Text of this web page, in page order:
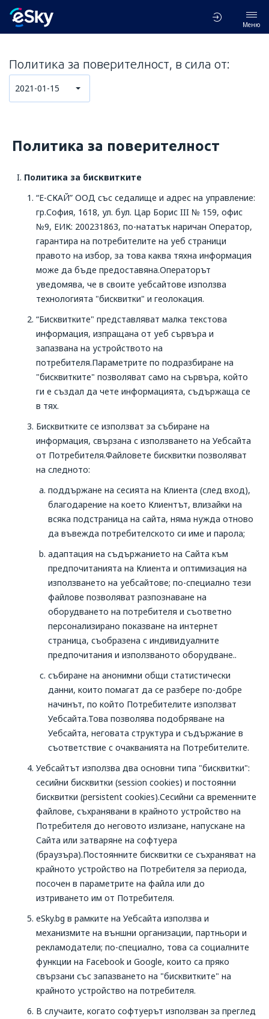
Меню
Политика за поверителност, в сила от:
2021-01-15
Политика за поверителност
Политика за бисквитките
“Е-СКАЙ” ООД със седалище и адрес на управление:
гр.София, 1618, ул. бул. Цар Борис III № 159, офис
№9, ЕИК: 200231863, по-нататък наричан Оператор,
гарантира на потребителите на уеб страници
правото на избор, за това каква тяхна информация
може да бъде предоставяна.Операторът
уведомява, че в своите уебсайтове използва
технологията "бисквитки" и геолокация.
“Бисквитките" представляват малка текстова
информация, изпращана от уеб сървъра и
запазвана на устройството на
потребителя.Параметрите по подразбиране на
"бисквитките" позволяват само на сървъра, който
ги е създал да чете информацията, съдържаща се
в тях.
Бисквитките се използват за събиране на
информация, свързана с използването на Уебсайта
от Потребителя.Файловете бисквитки позволяват
на следното:
поддържане на сесията на Клиента (след вход),
благодарение на което Клиентът, влизайки на
всяка подстраница на сайта, няма нужда отново
да въвежда потребителското си име и парола;
адаптация на съдържанието на Сайта към
предпочитанията на Клиента и оптимизация на
използването на уебсайтове; по-специално тези
файлове позволяват разпознаване на
оборудването на потребителя и съответно
персонализирано показване на интернет
страница, съобразена с индивидуалните
предпочитания и използваното оборудване..
събиране на анонимни общи статистически
данни, които помагат да се разбере по-добре
начинът, по който Потребителите използват
Уебсайта.Това позволява подобряване на
Уебсайта, неговата структура и съдържание в
съответствие с очакванията на Потребителите.
Уебсайтът използва два основни типа "бисквитки":
сесийни бисквитки (session cookies) и постоянни
бисквитки (persistent cookies).Сесийни са временните
файлове, съхранявани в крайното устройство на
Потребителя до неговото излизане, напускане на
Сайта или затваряне на софтуера
(браузъра).Постоянните бисквитки се съхраняват на
крайното устройство на Потребителя за периода,
посочен в параметрите на файла или до
изтриването им от Потребителя.
eSky.bg в рамките на Уебсайта използва и
механизмите на външни организации, партньори и
рекламодатели; по-специално, това са социалните
функции на Facebook и Google, които са пряко
свързани със запазването на "бисквитките" на
крайното устройство на потребителя.
В случаите, когато софтуерът използван за преглед